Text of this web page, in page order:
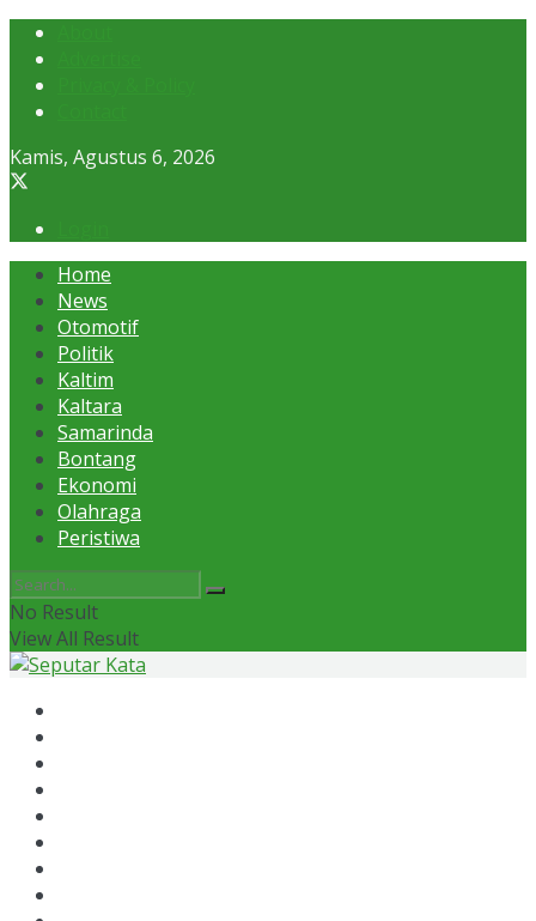
Kamis, Agustus 6, 2026
Home
News
Otomotif
Politik
Kaltim
Kaltara
Samarinda
Bontang
Ekonomi
Olahraga
Peristiwa
No Result
View All Result